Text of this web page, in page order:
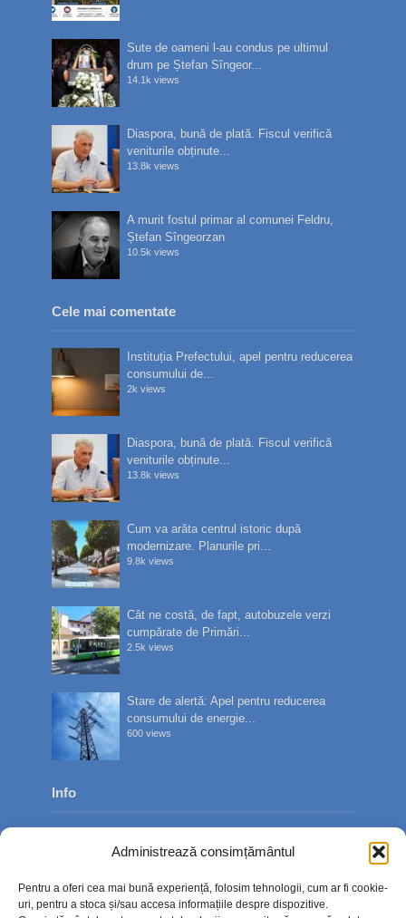
Administrează consimțământul
Pentru a oferi cea mai bună experiență, folosim tehnologii, cum ar fi cookie-
uri, pentru a stoca și/sau accesa informațiile despre dispozitive.
Sute de oameni l-au condus pe ultimul
drum pe Ștefan Sîngeor...
14.1k views
Diaspora, bună de plată. Fiscul verifică
veniturile obținute...
13.8k views
A murit fostul primar al comunei Feldru,
Ștefan Sîngeorzan
10.5k views
Cele mai comentate
Instituția Prefectului, apel pentru reducerea
consumului de...
2k views
Diaspora, bună de plată. Fiscul verifică
veniturile obținute...
13.8k views
Cum va arăta centrul istoric după
modernizare. Planurile pri...
9.8k views
Cât ne costă, de fapt, autobuzele verzi
cumpărate de Primări...
2.5k views
Stare de alertă: Apel pentru reducerea
consumului de energie...
600 views
Info
Contact